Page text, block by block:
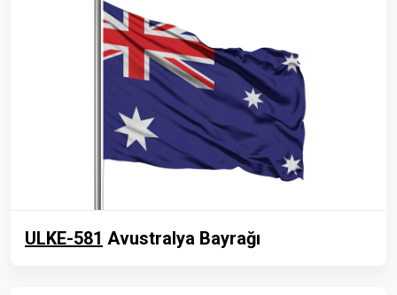
ULKE-581 Avustralya Bayrağı